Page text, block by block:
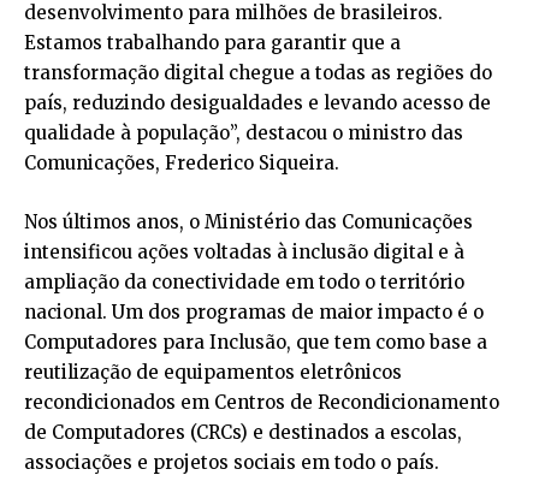
desenvolvimento para milhões de brasileiros.
Estamos trabalhando para garantir que a
transformação digital chegue a todas as regiões do
país, reduzindo desigualdades e levando acesso de
qualidade à população”, destacou o ministro das
Comunicações, Frederico Siqueira.
Nos últimos anos, o Ministério das Comunicações
intensificou ações voltadas à inclusão digital e à
ampliação da conectividade em todo o território
nacional. Um dos programas de maior impacto é o
Computadores para Inclusão, que tem como base a
reutilização de equipamentos eletrônicos
recondicionados em Centros de Recondicionamento
de Computadores (CRCs) e destinados a escolas,
associações e projetos sociais em todo o país.